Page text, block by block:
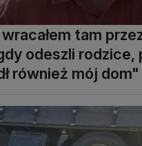
tam
odeszli rodzice,
również mój dom"